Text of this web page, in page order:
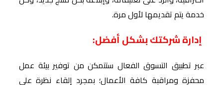
خدمة يتم تقديمها لأول مرة.
إدارة شركتك بشكل أفضل:
عبر تطبيق التسوق الفعال ستتمكن من توفير بيئة عمل
محفزة ومراقبة كافة الأعمال؛ بمجرد إلقاء نظرة على